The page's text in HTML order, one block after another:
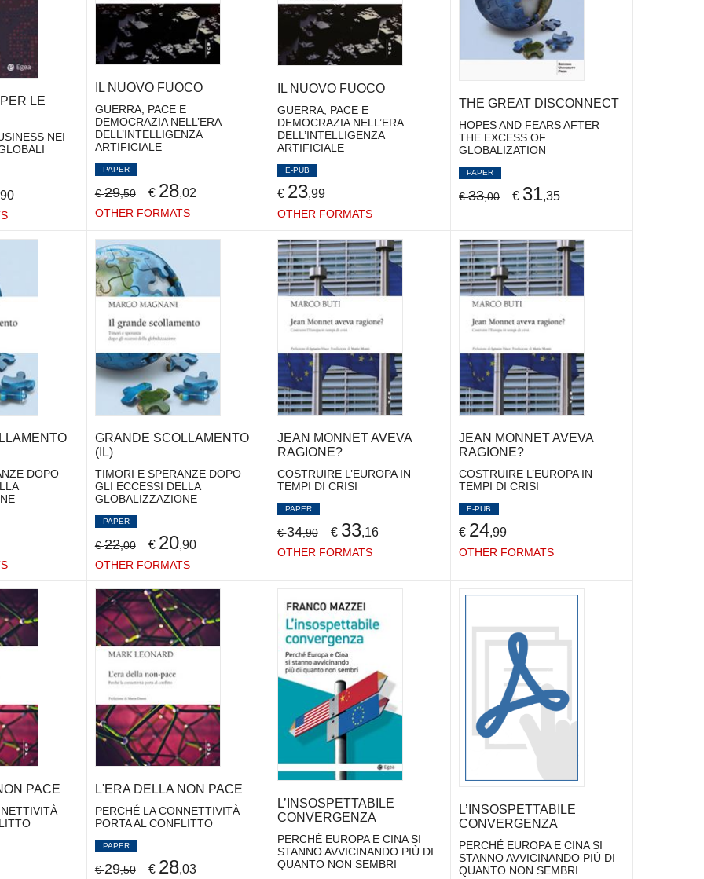
LE
NEI
IL NUOVO FUOCO
GUERRA, PACE E
DEMOCRAZIA NELL’ERA
DELL’INTELLIGENZA
ARTIFICIALE
PAPER
€29,50 € 28,02
OTHER FORMATS
IL NUOVO FUOCO
GUERRA, PACE E
DEMOCRAZIA NELL’ERA
DELL’INTELLIGENZA
ARTIFICIALE
E-PUB
€ 23,99
OTHER FORMATS
THE GREAT DISCONNECT
HOPES AND FEARS AFTER
THE EXCESS OF
GLOBALIZATION
PAPER
€33,00 € 31,35
DOPO
GRANDE SCOLLAMENTO
(IL)
TIMORI E SPERANZE DOPO
GLI ECCESSI DELLA
GLOBALIZZAZIONE
PAPER
€22,00 € 20,90
OTHER FORMATS
JEAN MONNET AVEVA
RAGIONE?
COSTRUIRE L’EUROPA IN
TEMPI DI CRISI
PAPER
€34,90 € 33,16
OTHER FORMATS
JEAN MONNET AVEVA
RAGIONE?
COSTRUIRE L’EUROPA IN
TEMPI DI CRISI
E-PUB
€ 24,99
OTHER FORMATS
PACE L'ERA DELLA NON PACE
PERCHÉ LA CONNETTIVITÀ
PORTA AL CONFLITTO
PAPER
€29,50 € 28,03
L’INSOSPETTABILE
CONVERGENZA
PERCHÉ EUROPA E CINA SI
STANNO AVVICINANDO PIÙ DI
QUANTO NON SEMBRI
L’INSOSPETTABILE
CONVERGENZA
PERCHÉ EUROPA E CINA SI
STANNO AVVICINANDO PIÙ DI
QUANTO NON SEMBRI